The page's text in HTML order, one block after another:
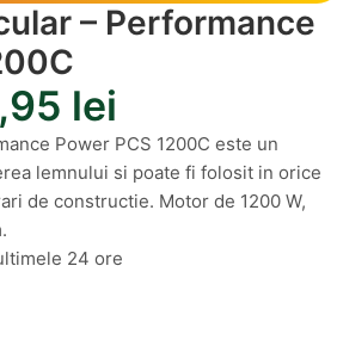
– Performance
lei
Power PCS 1200C este un
lemnului si poate fi folosit in orice
de constructie. Motor de 1200 W,
24 ore